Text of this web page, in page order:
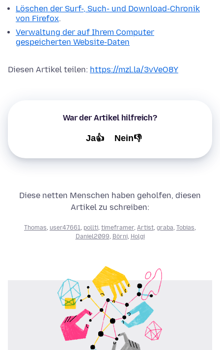
Löschen der Surf-, Such- und Download-Chronik
von Firefox.
Verwaltung der auf Ihrem Computer
gespeicherten Website-Daten
Diesen Artikel teilen: https://mzl.la/3vVeO8Y
War der Artikel hilfreich?
Ja👍 Nein👎
Diese netten Menschen haben geholfen, diesen
Artikel zu schreiben:
Thomas user47661 pollti timeframer, Artist graba Tobias
Daniel2099 Börni, Holgi